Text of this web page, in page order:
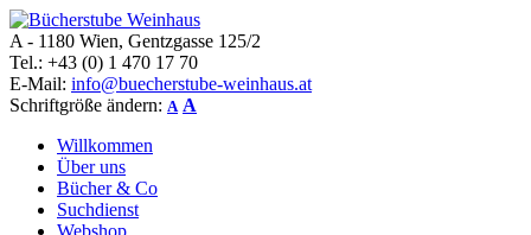
Bücherstube Weinhaus
Verkauf von seltenen antiquarischen und alten, teilweise noch
verlagsneuen Bücher.
A - 1180 Wien, Gentzgasse 125/2
Tel.: +43 (0) 1 470 17 70
E-Mail: info@buecherstube-weinhaus.at
Schriftgröße ändern: A A
Willkommen
Über uns
Bücher & Co
Suchdienst
Webshop